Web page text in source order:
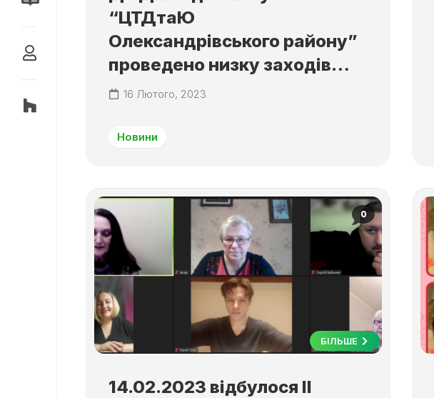
СКАРБНИЧКА
ПЕРЕМОГ
ВАРТОВІ
СВОБОДИ
ТА
ЗАКЛАДУ
ФІНАНСУВАННЯ
ПРО
ЗАПОБІГАННЯ
КОРУПЦІЇ
“ЦТДтаЮ
Олександрівського району”
проведено низку заходів…
16 Лютого, 2023
Новини
0
БІЛЬШЕ
14.02.2023 відбулося ІІ